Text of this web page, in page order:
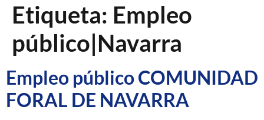
Etiqueta: Empleo
público|Navarra
Empleo público COMUNIDAD
FORAL DE NAVARRA